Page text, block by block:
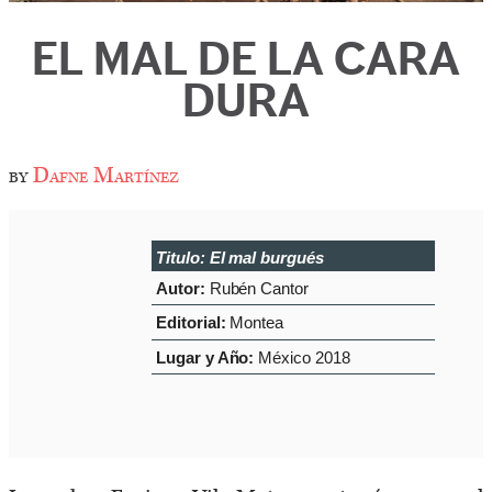
EL MAL DE LA CARA
DURA
byDafne Martínez
Titulo: El mal burgués
Autor: Rubén Cantor
Editorial: Montea
Lugar y Año: México 2018